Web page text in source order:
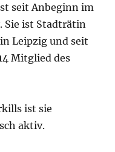
seit Anbeginn im
Sie ist Stadträtin
Leipzig und seit
Mitglied des
ist sie
aktiv.